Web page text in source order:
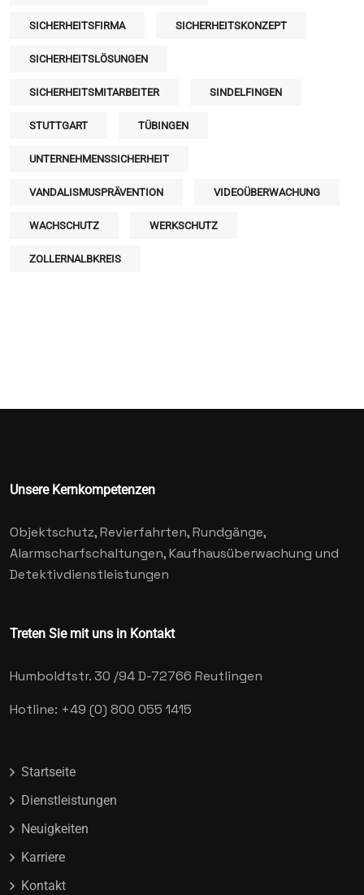
SICHERHEITSFIRMA SICHERHEITSKONZEPT
SICHERHEITSLÖSUNGEN
SICHERHEITSMITARBEITER SINDELFINGEN
STUTTGART TÜBINGEN
UNTERNEHMENSSICHERHEIT
VANDALISMUSPRÄVENTION VIDEOÜBERWACHUNG
WACHSCHUTZ WERKSCHUTZ
ZOLLERNALBKREIS
Unsere Kernkompetenzen
Objektschutz, Revierfahrten, Rundgänge,
Alarmscharfschaltungen, Kaufhausüberwachung und
Detektivdienstleistungen
Treten Sie mit uns in Kontakt
Humboldtstr. 30 /94D-72766 Reutlingen
Hotline: +49 (0) 800 055 1415
Startseite
Dienstleistungen
Neuigkeiten
Karriere
Kontakt